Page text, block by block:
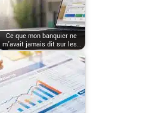
Ce que mon banquier ne
m’avait jamais dit sur les…